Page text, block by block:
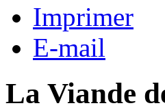
Imprimer
E-mail
La Viande